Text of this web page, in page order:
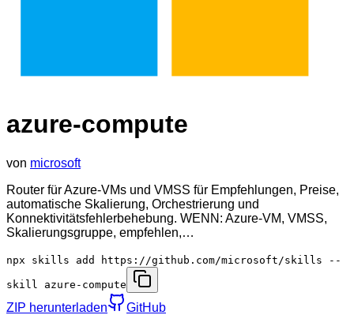
azure-compute
von microsoft
Router für Azure-VMs und VMSS für Empfehlungen, Preise,
automatische Skalierung, Orchestrierung und
Konnektivitätsfehlerbehebung. WENN: Azure-VM, VMSS,
Skalierungsgruppe, empfehlen,…
npx skills add https://github.com/microsoft/skills --
skill azure-compute
ZIP herunterladen
GitHub